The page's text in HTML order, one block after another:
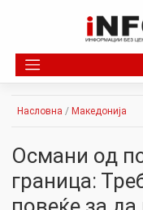
Насловна / Македонија
Османи од
граница: